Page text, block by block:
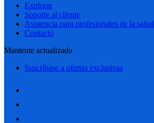
Explorar
Soporte al cliente
Asistencia para profesionales de la salud
Contacto
Mantente actualizado
Suscríbase a ofertas exclusivas